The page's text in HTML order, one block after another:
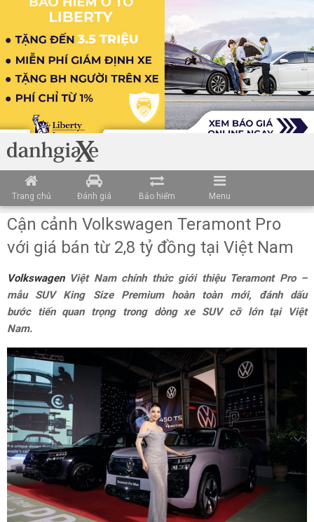
Trang chủ Đánh giá Bảo hiểm Menu
Cận cảnh Volkswagen Teramont Pro
với giá bán từ 2,8 tỷ đồng tại Việt Nam
VolkswagenViệt Nam chính thức giới thiệu Teramont Pro –
mẫu SUV King Size Premium hoàn toàn mới, đánh dấu
bước tiến quan trọng trong dòng xe SUV cỡ lớn tại Việt
Nam.